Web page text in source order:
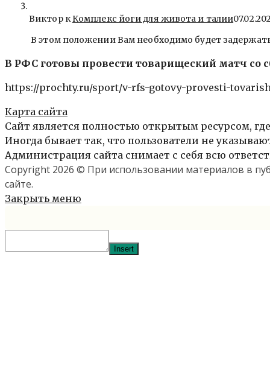
Виктор кКомплекс йоги для живота и талии
В этом положении Вам необходимо будет
В РФС готовы провести товарищеский матч со
https://prochty.ru/sport/v-rfs-gotovy-provesti-
Карта сайта
Сайт является полностью открытым ресурсом,
Иногда бывает так, что пользователи не
Администрация сайта снимает с себя всю
Copyright 2026 © При использовании материалов в
сайте.
Закрыть меню
Insert